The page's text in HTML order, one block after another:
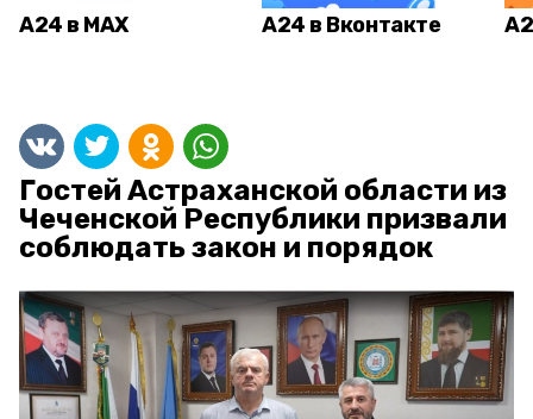
А24 в MAX А24 в Вконтакте
Гостей Астраханской области из
Чеченской Республики призвали
соблюдать закон и порядок